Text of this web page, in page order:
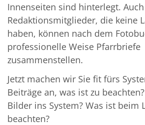
Innenseiten sind hinterlegt. Auch
Redaktionsmitglieder, die keine
haben, können nach dem
professionelle Weise Pfarrbriefe
zusammenstellen.
Jetzt machen wir Sie fit fürs
Beiträge an, was ist zu
Bilder ins System? Was ist beim
beachten?